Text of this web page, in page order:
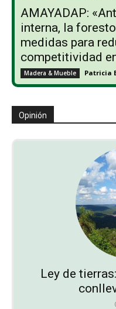
AMAYADAP:
interna, la
medidas para
competitividad
Madera & Mueble Patricia
Opinión
Ley de